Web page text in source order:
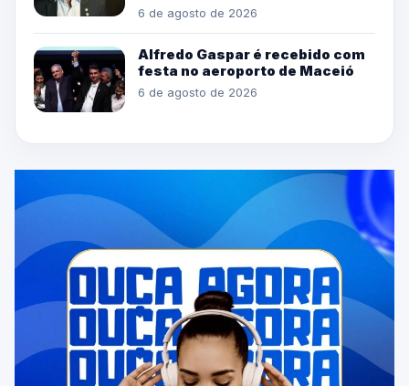
6 de agosto de 2026
Alfredo Gaspar é recebido com
festa no aeroporto de Maceió
6 de agosto de 2026